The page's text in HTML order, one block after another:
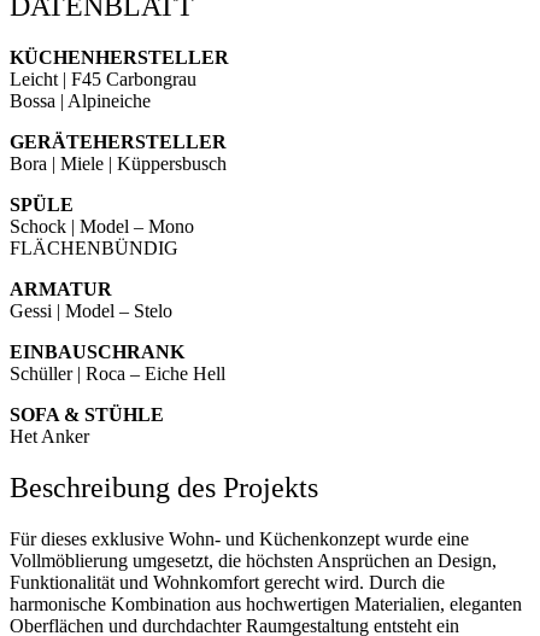
KÜCHENHERSTELLER
Leicht | F45 Carbongrau
Bossa | Alpineiche
GERÄTEHERSTELLER
Bora | Miele | Küppersbusch
SPÜLE
Schock | Model – Mono
FLÄCHENBÜNDIG
ARMATUR
Gessi | Model – Stelo
EINBAUSCHRANK
Schüller | Roca – Eiche Hell
SOFA & STÜHLE
Het Anker
Beschreibung des Projekts
Für dieses exklusive Wohn- und Küchenkonzept wurde eine
Vollmöblierung umgesetzt, die höchsten Ansprüchen an Design,
Funktionalität und Wohnkomfort gerecht wird. Durch die
harmonische Kombination aus hochwertigen Materialien, eleganten
Oberflächen und durchdachter Raumgestaltung entsteht ein